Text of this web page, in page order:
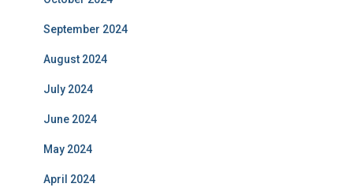
September 2024
August 2024
July 2024
June 2024
May 2024
April 2024